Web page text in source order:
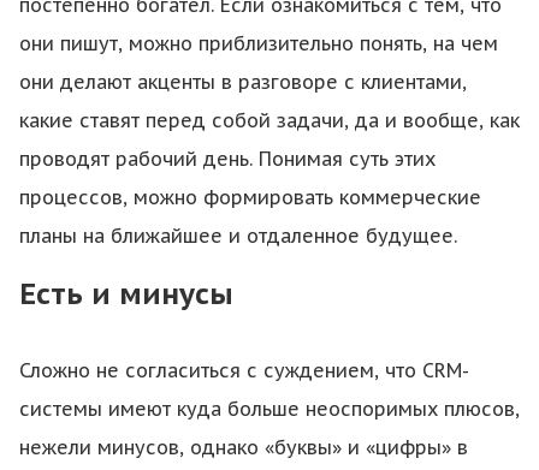
постепенно богател. Если ознакомиться с тем, что
они пишут, можно приблизительно понять, на чем
они делают акценты в разговоре с клиентами,
какие ставят перед собой задачи, да и вообще, как
проводят рабочий день. Понимая суть этих
процессов, можно формировать коммерческие
планы на ближайшее и отдаленное будущее.
Есть и минусы
Сложно не согласиться с суждением, что CRM-
системы имеют куда больше неоспоримых плюсов,
нежели минусов, однако «буквы» и «цифры» в